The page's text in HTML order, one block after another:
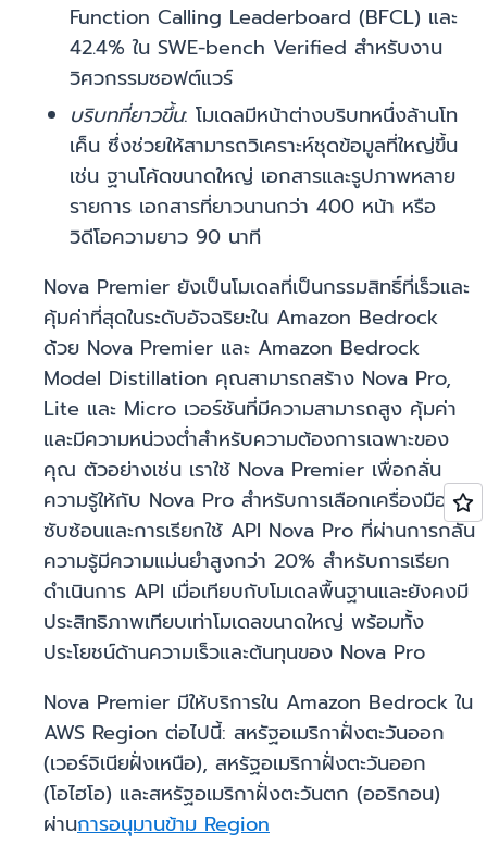
Function Calling Leaderboard (BFCL) และ
42.4% ใน SWE-bench Verified สำหรับงาน
วิศวกรรมซอฟต์แวร์
บริบทที่ยาวขึ้น: โมเดลมีหน้าต่างบริบทหนึ่งล้านโท
เค็น ซึ่งช่วยให้สามารถวิเคราะห์ชุดข้อมูลที่ใหญ่ขึ้น
เช่น ฐานโค้ดขนาดใหญ่ เอกสารและรูปภาพหลาย
รายการ เอกสารที่ยาวนานกว่า 400 หน้า หรือ
วิดีโอความยาว 90 นาที
Nova Premier ยังเป็นโมเดลที่เป็นกรรมสิทธิ์ที่เร็วและ
คุ้มค่าที่สุดในระดับอัจฉริยะใน Amazon Bedrock
ด้วย Nova Premier และ Amazon Bedrock
Model Distillation คุณสามารถสร้าง Nova Pro,
Lite และ Micro เวอร์ชันที่มีความสามารถสูง คุ้มค่า
และมีความหน่วงต่ำสำหรับความต้องการเฉพาะของ
คุณ ตัวอย่างเช่น เราใช้ Nova Premier เพื่อกลั่น
ความรู้ให้กับ Nova Pro สำหรับการเลือกเครื่องมือที่
ซับซ้อนและการเรียกใช้ API Nova Pro ที่ผ่านการกลั่น
ความรู้มีความแม่นยำสูงกว่า 20% สำหรับการเรียก
ดำเนินการ API เมื่อเทียบกับโมเดลพื้นฐานและยังคงมี
ประสิทธิภาพเทียบเท่าโมเดลขนาดใหญ่ พร้อมทั้ง
ประโยชน์ด้านความเร็วและต้นทุนของ Nova Pro
Nova Premier มีให้บริการใน Amazon Bedrock ใน
AWS Region ต่อไปนี้: สหรัฐอเมริกาฝั่งตะวันออก
(เวอร์จิเนียฝั่งเหนือ), สหรัฐอเมริกาฝั่งตะวันออก
(โอไฮโอ) และสหรัฐอเมริกาฝั่งตะวันตก (ออริกอน)
ผ่านการอนุมานข้าม Region